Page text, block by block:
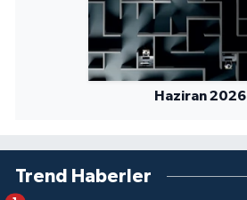
Haziran 2026
Trend Haberler